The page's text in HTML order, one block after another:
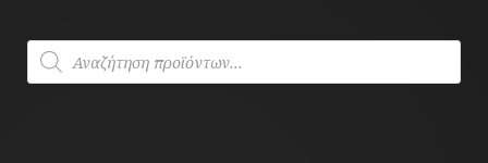
content
Products
search